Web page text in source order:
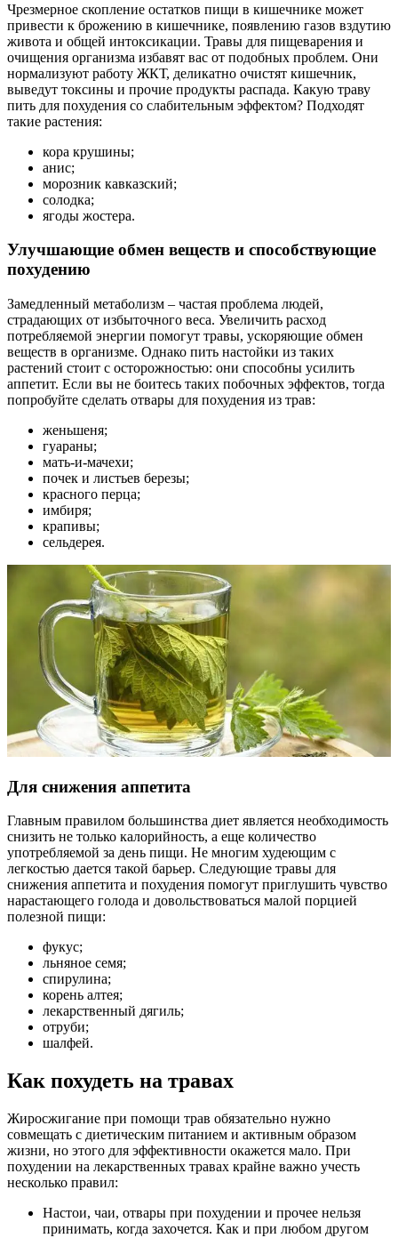
Чрезмерное скопление остатков пищи в кишечнике может
привести к брожению в кишечнике, появлению газов вздутию
живота и общей интоксикации. Травы для пищеварения и
очищения организма избавят вас от подобных проблем. Они
нормализуют работу ЖКТ, деликатно очистят кишечник,
выведут токсины и прочие продукты распада. Какую траву
пить для похудения со слабительным эффектом? Подходят
такие растения:
кора крушины;
анис;
морозник кавказский;
солодка;
ягоды жостера.
Улучшающие обмен веществ и способствующие
похудению
Замедленный метаболизм – частая проблема людей,
страдающих от избыточного веса. Увеличить расход
потребляемой энергии помогут травы, ускоряющие обмен
веществ в организме. Однако пить настойки из таких
растений стоит с осторожностью: они способны усилить
аппетит. Если вы не боитесь таких побочных эффектов, тогда
попробуйте сделать отвары для похудения из трав:
женьшеня;
гуараны;
мать-и-мачехи;
почек и листьев березы;
красного перца;
имбиря;
крапивы;
сельдерея.
Для снижения аппетита
Главным правилом большинства диет является необходимость
снизить не только калорийность, а еще количество
употребляемой за день пищи. Не многим худеющим с
легкостью дается такой барьер. Следующие травы для
снижения аппетита и похудения помогут приглушить чувство
нарастающего голода и довольствоваться малой порцией
полезной пищи:
фукус;
льняное семя;
спирулина;
корень алтея;
лекарственный дягиль;
отруби;
шалфей.
Как похудеть на травах
Жиросжигание при помощи трав обязательно нужно
совмещать с диетическим питанием и активным образом
жизни, но этого для эффективности окажется мало. При
похудении на лекарственных травах крайне важно учесть
несколько правил:
Настои, чаи, отвары при похудении и прочее нельзя
принимать, когда захочется. Как и при любом другом